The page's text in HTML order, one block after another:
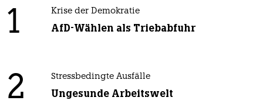
1 Krise der Demokratie
AfD-Wählen als Triebabfuhr
2 Stressbedingte Ausfälle
Ungesunde Arbeitswelt